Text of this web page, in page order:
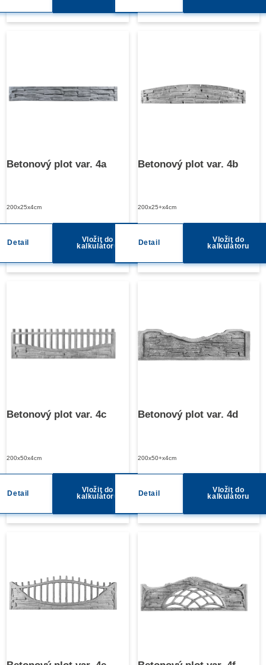
Betonový plot var. 4a
200x25x4cm
Detail
Vložit do
kalkulátoru
Betonový plot var. 4b
200x25+x4cm
Detail
Vložit do
kalkulátoru
Betonový plot var. 4c
200x50x4cm
Detail
Vložit do
kalkulátoru
Betonový plot var. 4d
200x50+x4cm
Detail
Vložit do
kalkulátoru